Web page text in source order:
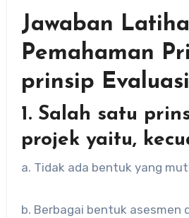
Jawaban
Pemahaman
prinsip
1. Salah satu
projek yaitu,
a. Tidak ada bentuk yang
b. Berbagai bentuk asesmen